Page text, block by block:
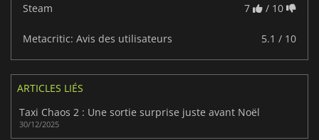
Steam 7 / 10
Metacritic: Avis des utilisateurs 5.1 / 10
ARTICLES LIÉS
Taxi Chaos 2 : Une sortie surprise juste avant Noël
30/12/2025